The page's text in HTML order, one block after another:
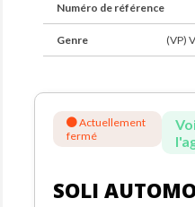
Numéro de référence
Genre (VP)
Actuellement
fermé
SOLI